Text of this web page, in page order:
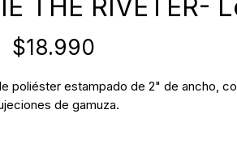
THE RIVETER-
$18.990Precio
poliéster estampado de 2" de ancho,
de gamuza.